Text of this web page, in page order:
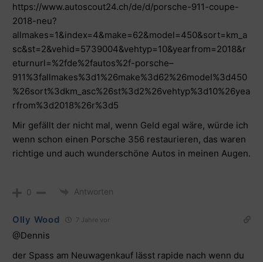
https://www.autoscout24.ch/de/d/porsche-911-coupe-
2018-neu?
allmakes=1&index=4&make=62&model=450&sort=km_a
sc&st=2&vehid=5739004&vehtyp=10&yearfrom=2018&r
eturnurl=%2fde%2fautos%2f-porsche–
911%3fallmakes%3d1%26make%3d62%26model%3d450
%26sort%3dkm_asc%26st%3d2%26vehtyp%3d10%26yea
rfrom%3d2018%26r%3d5
Mir gefällt der nicht mal, wenn Geld egal wäre, würde ich
wenn schon einen Porsche 356 restaurieren, das waren
richtige und auch wunderschöne Autos in meinen Augen.
0 Antworten
Olly Wood 7 Jahre vor
@Dennis
der Spass am Neuwagenkauf lässt rapide nach wenn du